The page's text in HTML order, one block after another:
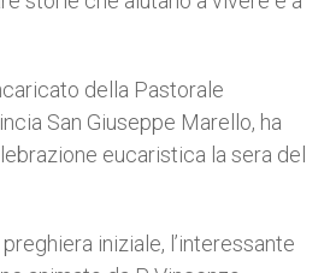
della Pastorale
San Giuseppe Marello, ha
eucaristica la sera del
iniziale, l’interessante